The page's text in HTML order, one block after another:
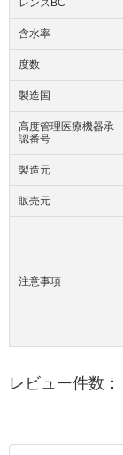
レンズBC
含水率
度数
製造国
高度管理医療機器承
認番号
製造元
販売元
注意事項
レビュー件数：